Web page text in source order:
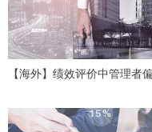
【海外】绩效评价中管理者